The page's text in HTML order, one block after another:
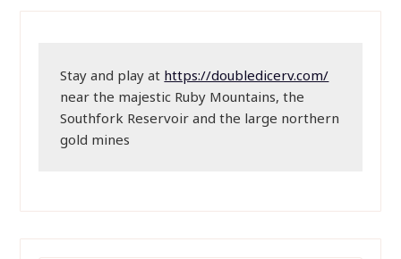
Stay and play at https://doubledicerv.com/
near the majestic Ruby Mountains, the
Southfork Reservoir and the large northern
gold mines